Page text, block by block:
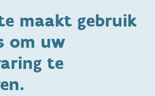
maakt gebruik
om uw
te
Gezinsleven
Adoptie
Kinderwens